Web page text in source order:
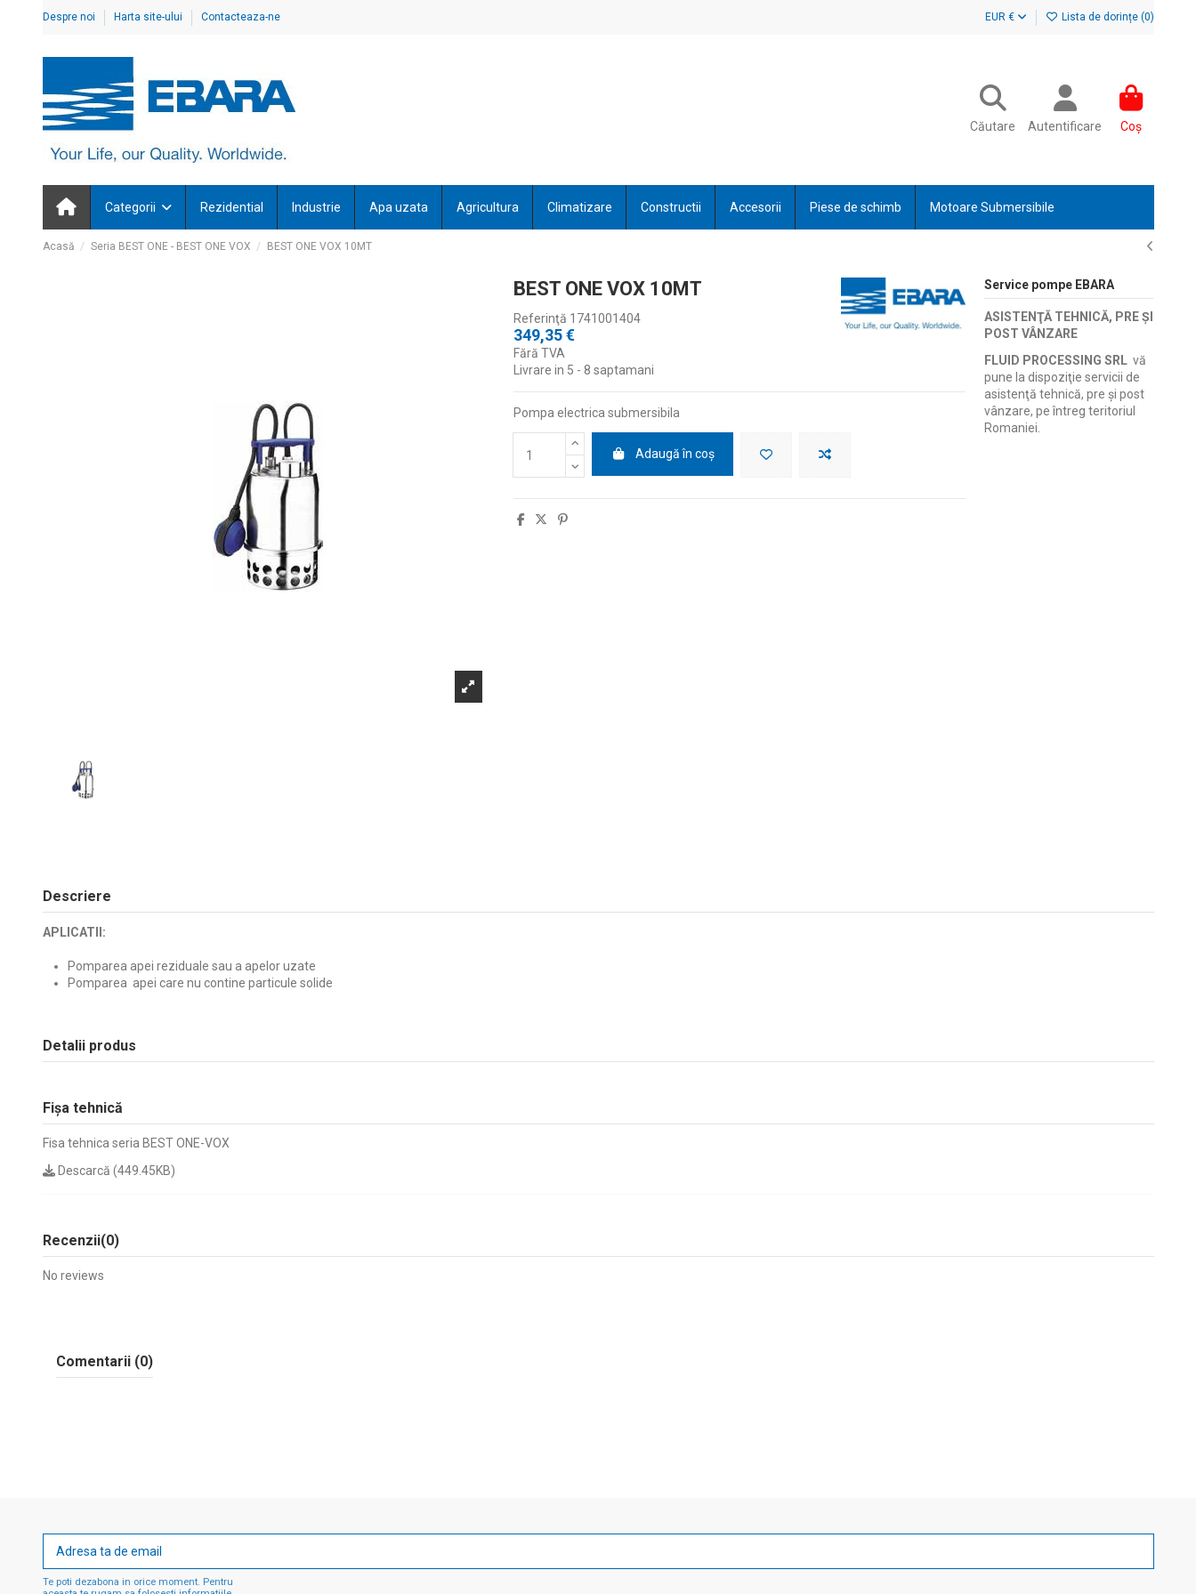
Despre noi Harta site-ului Contacteaza-ne EUR € Lista de dorințe (0)
Căutare Autentificare Coș
Categorii Rezidential Industrie Apa uzata Agricultura Climatizare Constructii Accesorii Piese de schimb Motoare Submersibile
Acasă Seria BEST ONE - BEST ONE VOX BEST ONE VOX 10MT
BEST ONE VOX 10MT
Referinţă 1741001404
349,35 €
Fără TVA
Livrare in 5 - 8 saptamani
Pompa electrica submersibila
Adaugă în coș
Service pompe EBARA
ASISTENŢĂ TEHNICĂ, PRE ŞI
POST VÂNZARE
FLUID PROCESSING SRLvă
pune la dispoziţie servicii de
asistenţă tehnică, pre şi post
vânzare, pe întreg teritoriul
Romaniei.
Descriere
APLICATII:
Pomparea apei reziduale sau a apelor uzate
Pomparea apei care nu contine particule solide
Detalii produs
Fișa tehnică
Fisa tehnica seria BEST ONE-VOX
Descarcă (449.45KB)
Recenzii(0)
No reviews
Comentarii (0)
Te poti dezabona in orice moment. Pentru